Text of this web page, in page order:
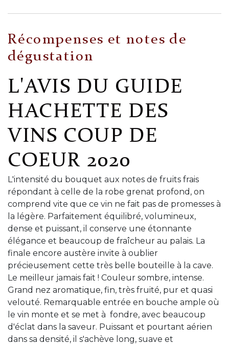
Récompenses et notes de
dégustation
L'AVIS DU GUIDE
HACHETTE DES
VINS COUP DE
COEUR 2020
L'intensité du bouquet aux notes de fruits frais
répondant à celle de la robe grenat profond, on
comprend vite que ce vin ne fait pas de promesses à
la légère. Parfaitement équilibré, volumineux,
dense et puissant, il conserve une étonnante
élégance et beaucoup de fraîcheur au palais. La
finale encore austère invite à oublier
précieusement cette très belle bouteille à la cave.
Le meilleur jamais fait ! Couleur sombre, intense.
Grand nez aromatique, fin, très fruité, pur et quasi
velouté. Remarquable entrée en bouche ample où
le vin monte et se met à fondre, avec beaucoup
d'éclat dans la saveur. Puissant et pourtant aérien
dans sa densité, il s'achève long, suave et